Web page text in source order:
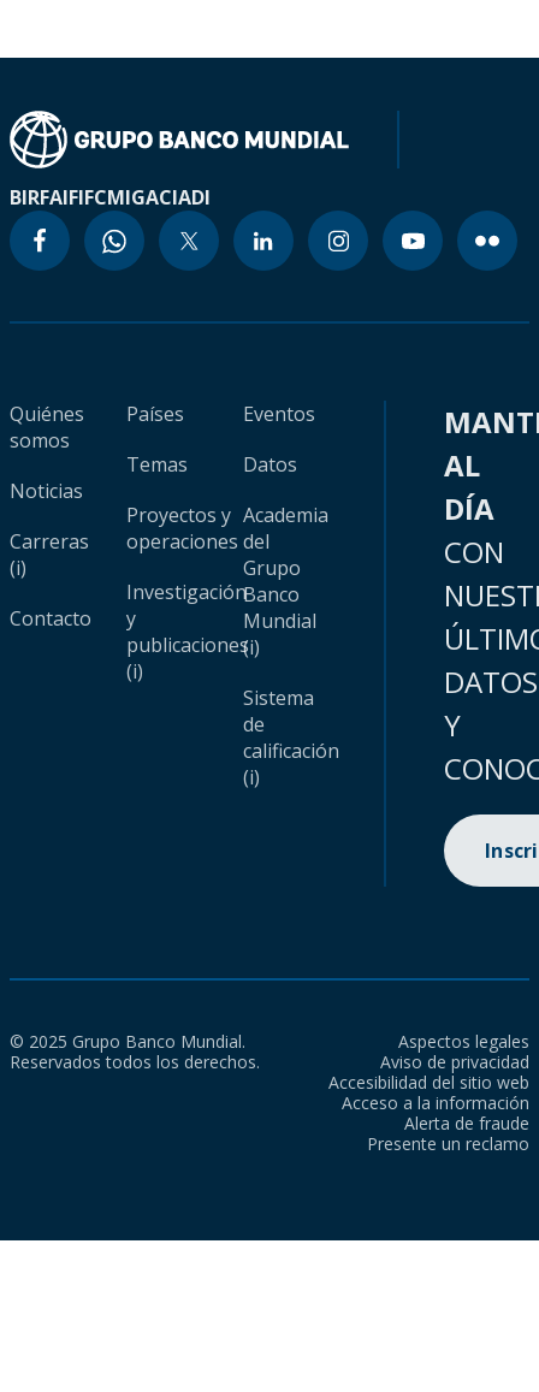
BIRFAIFIFCMIGACIADI
Quiénes
somos
Noticias
Carreras
(i)
Contacto
Países
Temas
Proyectos y
operaciones
Investigación
y
publicaciones
(i)
Eventos
Datos
Academia
del
Grupo
Banco
Mundial
(i)
Sistema
de
calificación
(i)
AL
DÍA
CON
DATOS
Y
© 2025 Grupo Banco Mundial.
Reservados todos los derechos.
Aspectos legales
Aviso de privacidad
Accesibilidad del sitio web
Acceso a la información
Alerta de fraude
Presente un reclamo